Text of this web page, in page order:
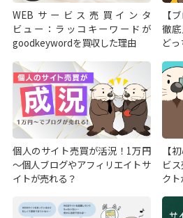
WEBサービス売買インタ
ビュー：ラッコキーワードが
goodkeywordを買収した理由
【
徹
どっ
個人のサイト売買が活況！1万円
～個人ブログやアフィリエイトサ
イトが売れる？
【
ビ
クト